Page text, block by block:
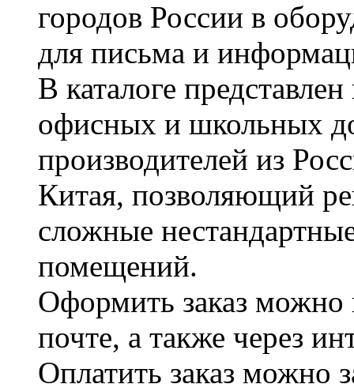
городов России в
для письма и
В каталоге
офисных и школьных
производителей из
Китая, позволяющий
сложные
помещений.
Оформить заказ можно
почте, а также через
Оплатить заказ можно